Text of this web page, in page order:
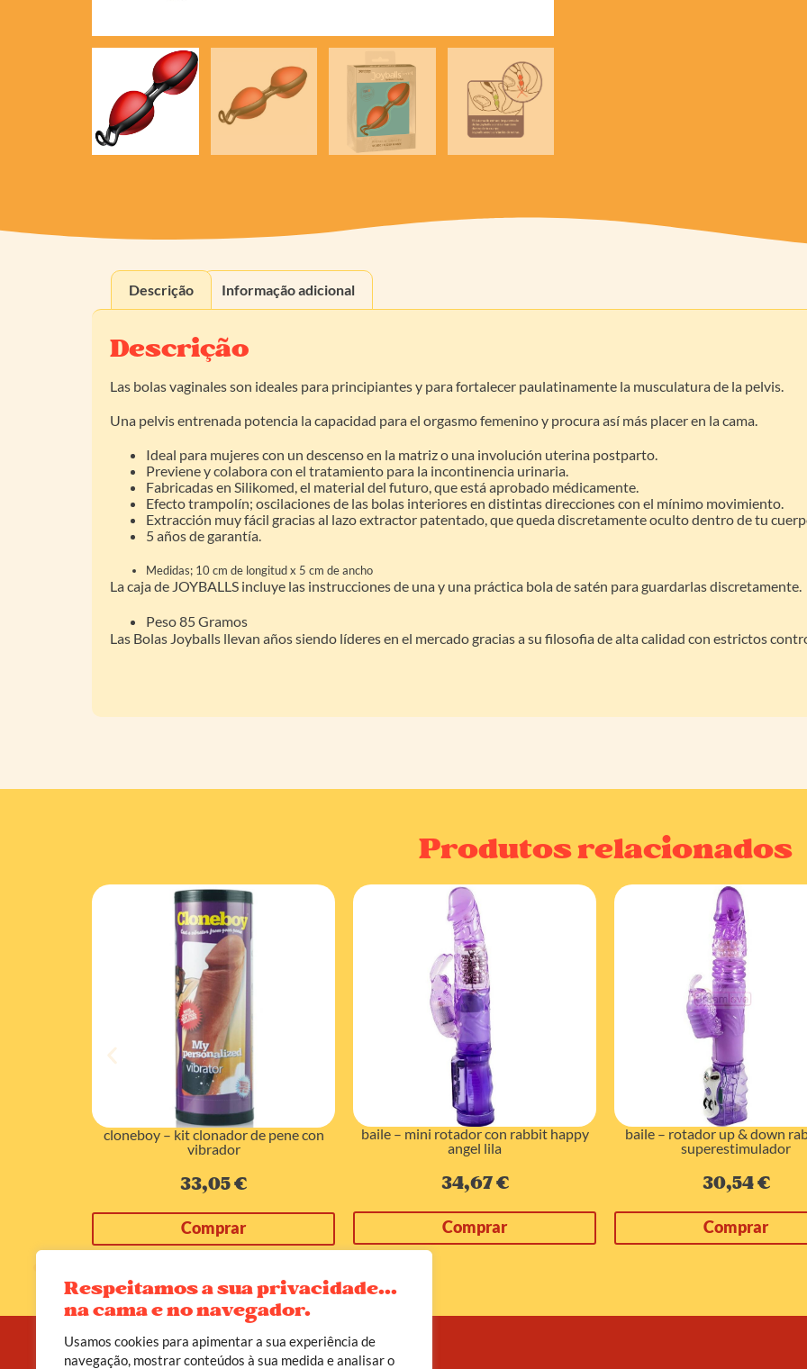
Respeitamos a sua privacidade...
na cama e no navegador.
Usamos cookies para apimentar a sua experiência de
navegação, mostrar conteúdos à sua medida e analisar o
Descrição Informação adicional
Descrição
Las bolas vaginales son ideales para principiantes y para fortalecer paulatinamente la musculatura de la pelvis.
Una pelvis entrenada potencia la capacidad para el orgasmo femenino y procura así más placer en la cama.
Ideal para mujeres con un descenso en la matriz o una involución uterina postparto.
Previene y colabora con el tratamiento para la incontinencia urinaria.
Fabricadas en Silikomed, el material del futuro, que está aprobado médicamente.
Efecto trampolín; oscilaciones de las bolas interiores en distintas direcciones con el mínimo movimiento.
Extracción muy fácil gracias al lazo extractor patentado, que queda discretamente oculto dentro de tu
5 años de garantía.
Medidas; 10 cm de longitud x 5 cm de ancho
La caja de JOYBALLS incluye las instrucciones de una y una práctica bola de satén para guardarlas discretamente.
Peso 85 Gramos
Las Bolas Joyballs llevan años siendo líderes en el mercado gracias a su filosofia de alta calidad con estrictos
Produtos relacionados
cloneboy – kit clonador de pene con
vibrador
33,05€
Comprar
baile – mini rotador con rabbit happy
angel lila
34,67€
Comprar
baile – rotador up & down
superestimulador
30,54€
Comprar